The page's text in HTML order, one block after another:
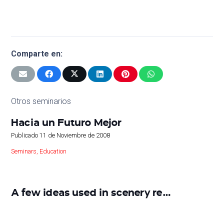
Comparte en:
Otros seminarios
Hacia un Futuro Mejor
Publicado11 de Noviembre de 2008
Seminars Education
A few ideas used in scenery re…